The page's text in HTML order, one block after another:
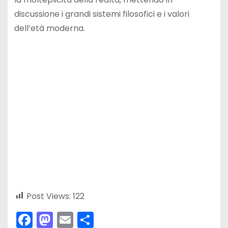
discussione i grandi sistemi filosofici e i valori
dell’età moderna.
Post Views: 122
F M E C